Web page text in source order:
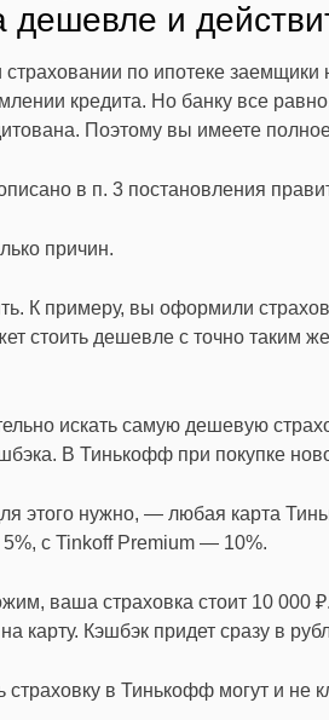
дешевле и
страховании по ипотеке
кредита. Но банку все
Поэтому вы имеете
в п. 3 постановления
причин.
К примеру, вы оформили
стоить дешевле с точно таким
искать самую дешевую
В Тинькофф при покупке
этого нужно, — любая карта
с Tinkoff Premium — 10%.
ваша страховка стоит 10 000
карту. Кэшбэк придет сразу в
в Тинькофф могут и не